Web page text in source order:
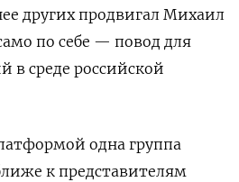
других продвигал Михаил
по себе — повод для
в среде российской
одна группа
к представителям